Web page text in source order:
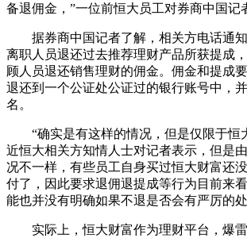
备退佣金，”一位前恒大员工对券商中国记
据券商中国记者了解，相关方电话通知
离职人员退还过去推荐理财产品所获提成
顾人员退还销售理财的佣金。佣金和提成
退还到一个公证处公证过的银行账号中，
名。
“确实是有这样的情况，但是仅限于恒
近恒大相关方知情人士对记者表示，但是
况不一样，有些员工自身买过恒大财富还
付了，因此要求退佣退提成等行为目前来
能也并没有明确如果不退是否会有严厉的处
实际上，恒大财富作为理财平台，爆雷